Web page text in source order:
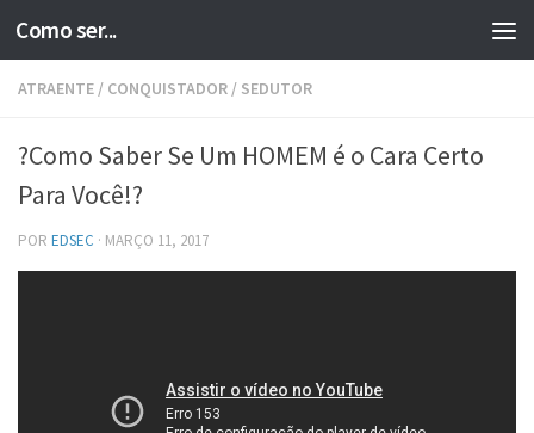
Skip to content
Como ser...
ATRAENTE / CONQUISTADOR / SEDUTOR
?Como Saber Se Um HOMEM é o Cara Certo
Para Você!?
POR EDSEC · MARÇO 11, 2017